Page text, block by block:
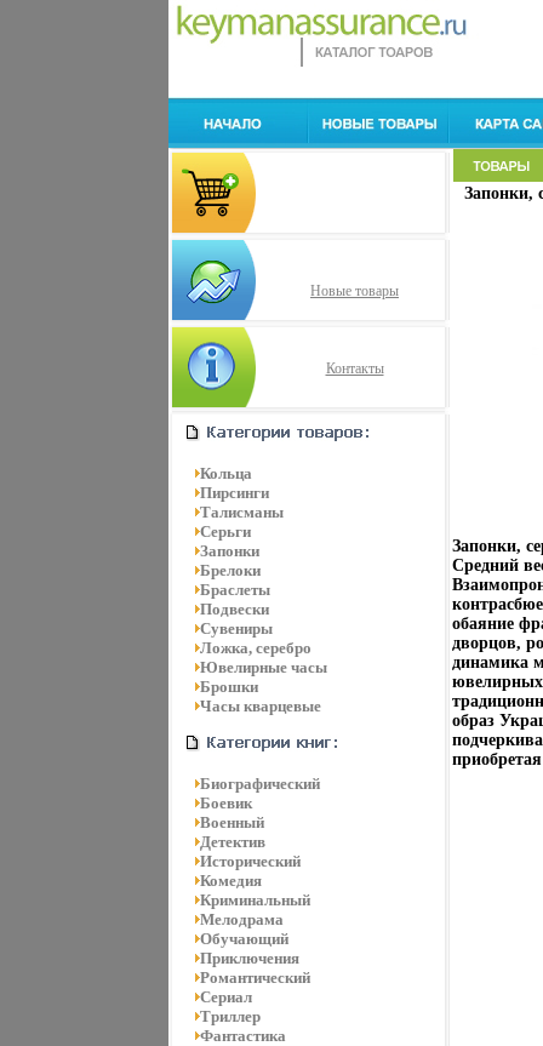
Новые товары
Контакты
Кольца
Пирсинги
Талисманы
Серьги
Запонки
Брелоки
Браслеты
Подвески
Сувениры
Ложка, серебро
Ювелирные часы
Брошки
Часы кварцевые
Биографический
Боевик
Военный
Детектив
Исторический
Комедия
Криминальный
Мелодрама
Обучающий
Приключения
Романтический
Сериал
Триллер
Фантастика
Запонки,
Запонки,
Средний
обаяние
дворцов,
динамика
образ